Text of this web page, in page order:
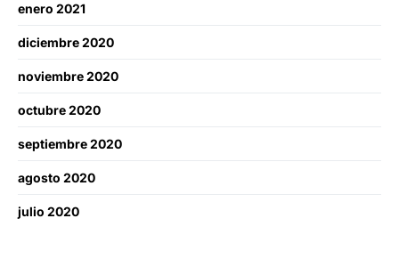
enero 2021
diciembre 2020
noviembre 2020
octubre 2020
septiembre 2020
agosto 2020
julio 2020